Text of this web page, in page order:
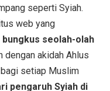
seperti Syiah.
web yang
bungkus seolah-olah
dengan akidah Ahlus
bagi setiap Muslim
pengaruh Syiah di